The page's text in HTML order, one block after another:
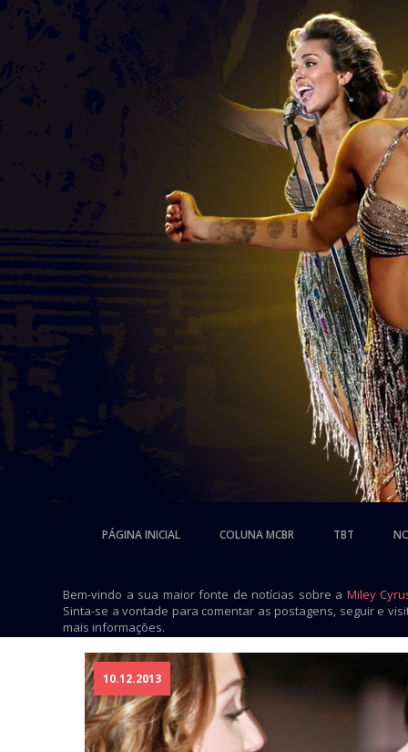
PÁGINA INICIAL COLUNA MCBR TBT
Bem-vindo a sua maior fonte de notícias sobre a Miley
Sinta-se a vontade para comentar as postagens, seguir e
mais informações.
10.12.2013